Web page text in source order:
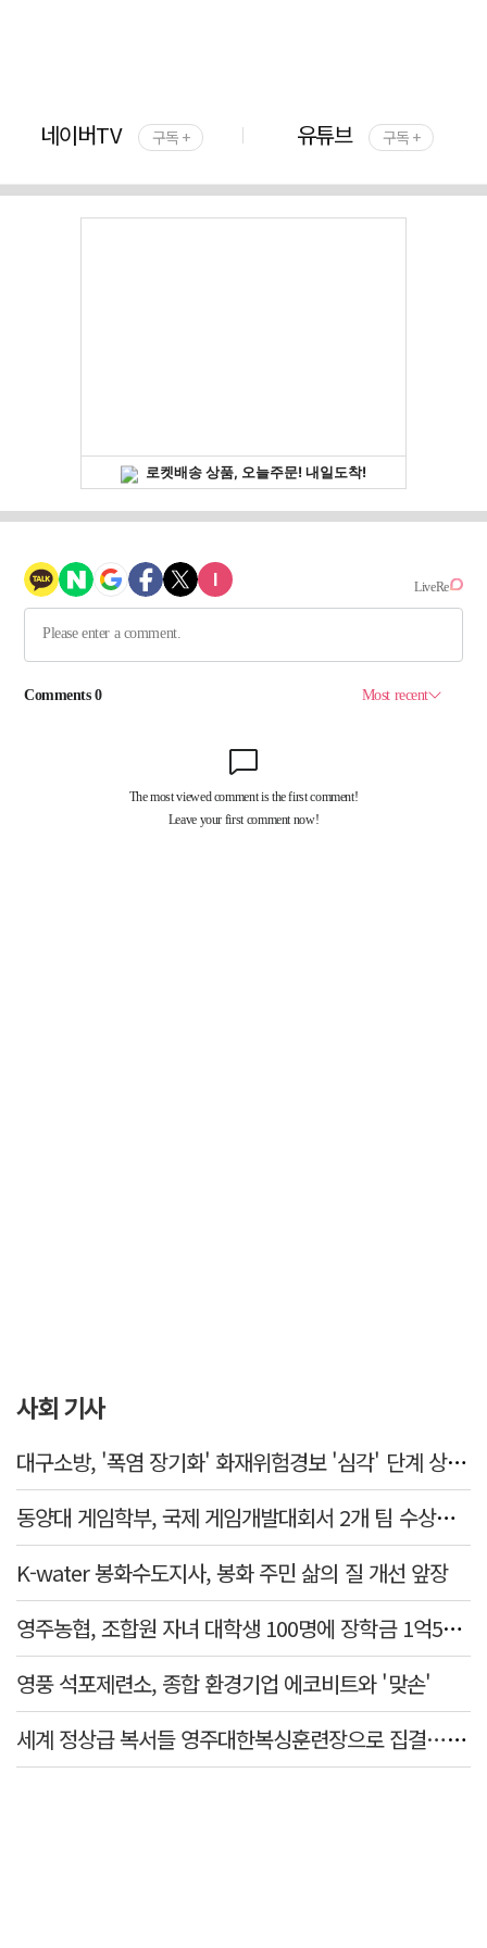
네이버TV 구독 + 유튜브 구독 +
사회 기사
대구소방, '폭염 장기화' 화재위험경보 '심각' 단계 상향 발령
동양대 게임학부, 국제 게임개발대회서 2개 팀 수상…글로벌 경쟁력 입증
K-water 봉화수도지사, 봉화 주민 삶의 질 개선 앞장
영주농협, 조합원 자녀 대학생 100명에 장학금 1억5천만원 전달
영풍 석포제련소, 종합 환경기업 에코비트와 '맞손'
세계 정상급 복서들 영주대한복싱훈련장으로 집결…국제 복싱 전지훈련 메카로 도약